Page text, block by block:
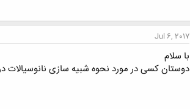
Jul 6, 2017
با سلام
دوستان کسی در مورد نحوه شبیه سازی نانوسیالات